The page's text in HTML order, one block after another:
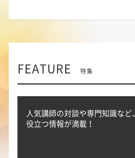
FEATURE 特集
人気講師の対談や専門知識など、
役立つ情報が満載！